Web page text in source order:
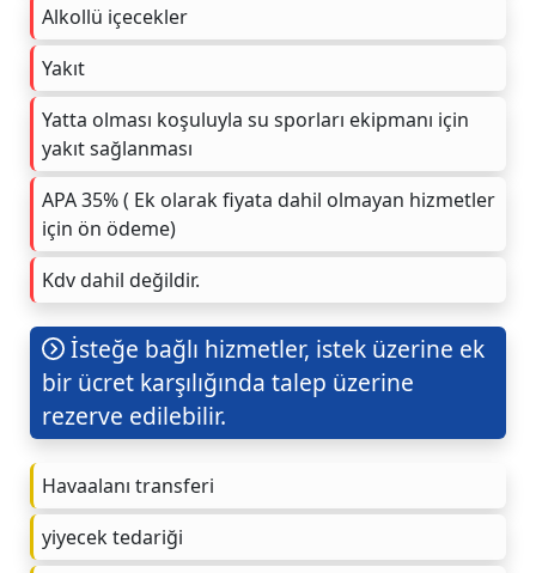
Alkollü içecekler
Yakıt
Yatta olması koşuluyla su sporları ekipmanı için
yakıt sağlanması
APA 35% ( Ek olarak fiyata dahil olmayan hizmetler
için ön ödeme)
Kdv dahil değildir.
İsteğe bağlı hizmetler, istek üzerine ek
bir ücret karşılığında talep üzerine
rezerve edilebilir.
Havaalanı transferi
yiyecek tedariği